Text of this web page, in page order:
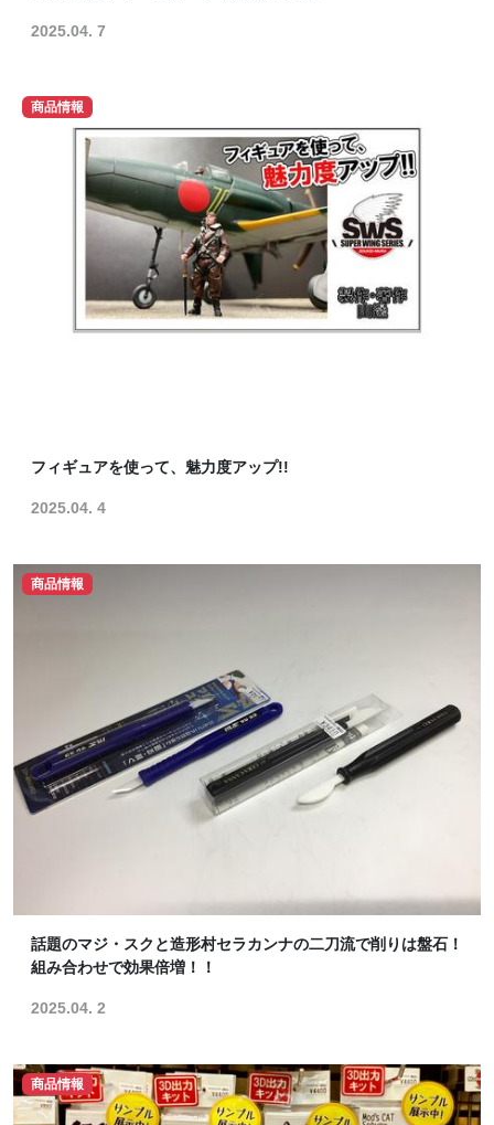
2025.04. 7
商品情報
フィギュアを使って、魅力度アップ!!
2025.04. 4
商品情報
話題のマジ・スクと造形村セラカンナの二刀流で削りは盤石！
組み合わせで効果倍増！！
2025.04. 2
商品情報